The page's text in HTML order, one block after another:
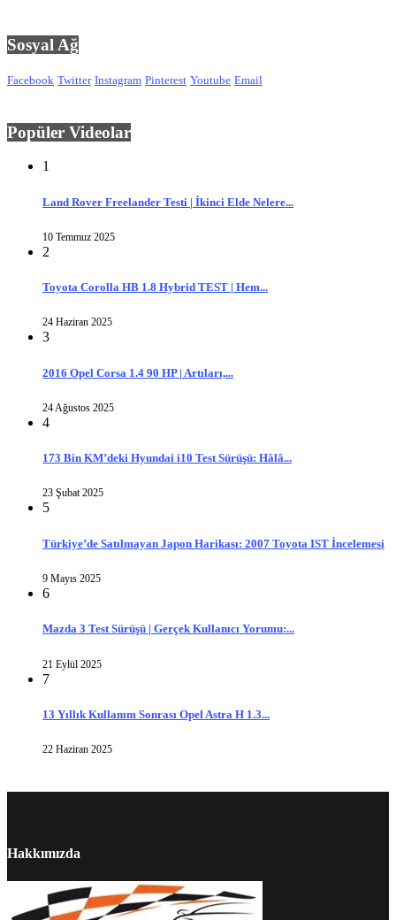
Sosyal Ağ
Facebook Twitter Instagram Pinterest Youtube Email
Popüler Videolar
1
Land Rover Freelander Testi | İkinci Elde Nelere...
10 Temmuz 2025
2
Toyota Corolla HB 1.8 Hybrid TEST | Hem...
24 Haziran 2025
3
2016 Opel Corsa 1.4 90 HP | Artıları,...
24 Ağustos 2025
4
173 Bin KM’deki Hyundai i10 Test Sürüşü: Hâlâ...
23 Şubat 2025
5
Türkiye’de Satılmayan Japon Harikası: 2007 Toyota IST İncelemesi
9 Mayıs 2025
6
Mazda 3 Test Sürüşü | Gerçek Kullanıcı Yorumu:...
21 Eylül 2025
7
13 Yıllık Kullanım Sonrası Opel Astra H 1.3...
22 Haziran 2025
Hakkımızda